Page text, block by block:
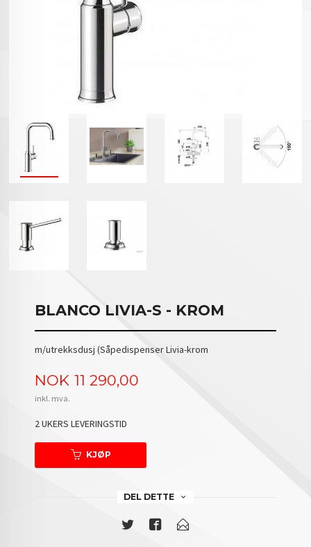
BLANCO LIVIA-S - KROM
m/utrekksdusj (Såpedispenser Livia-krom
Pris
NOK 11 290,00
inkl. mva.
2 UKERS LEVERINGSTID
KJØP
DEL DETTE